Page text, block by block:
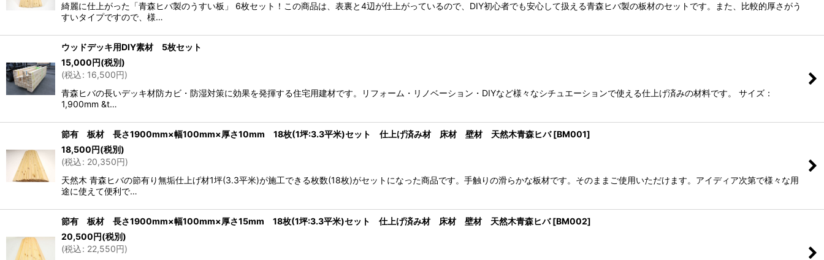
綺麗に仕上がった「青森ヒバ製のうすい板」 6枚セット！この商品は、表裏と4辺が仕上がっているので、DIY初心者でも安心して扱える青森ヒバ製の板材のセットです。また、比較的厚さがう
すいタイプですので、様…
ウッドデッキ用DIY素材 5枚セット
15,000円(税別)
(税込: 16,500円)
青森ヒバの長いデッキ材防カビ・防湿対策に効果を発揮する住宅用建材です。リフォーム・リノベーション・DIYなど様々なシチュエーションで使える仕上げ済みの材料です。 サイズ：
1,900mm &t…
節有 板材 長さ1900mm×幅100mm×厚さ10mm 18枚(1坪:3.3平米)セット 仕上げ済み材 床材 壁材 天然木青森ヒバ [BM001]
18,500円(税別)
(税込: 20,350円)
天然木 青森ヒバの節有り無垢仕上げ材1坪(3.3平米)が施工できる枚数(18枚)がセットになった商品です。手触りの滑らかな板材です。そのままご使用いただけます。アイディア次第で様々な用
途に使えて便利で…
節有 板材 長さ1900mm×幅100mm×厚さ15mm 18枚(1坪:3.3平米)セット 仕上げ済み材 床材 壁材 天然木青森ヒバ [BM002]
20,500円(税別)
(税込: 22,550円)